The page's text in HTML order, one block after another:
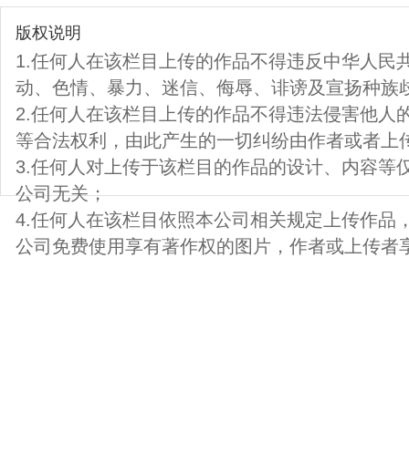
版权说明
1.任何人在该栏目上传的作品不得违反中华人民
动、色情、暴力、迷信、侮辱、诽谤及宣扬种族
2.任何人在该栏目上传的作品不得违法侵害他人
等合法权利，由此产生的一切纠纷由作者或者上
3.任何人对上传于该栏目的作品的设计、内容等
公司无关；
4.任何人在该栏目依照本公司相关规定上传作品
公司免费使用享有著作权的图片，作者或上传者